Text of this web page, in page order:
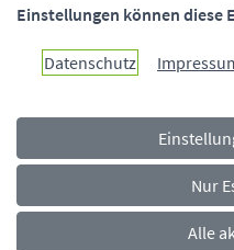
Paderborn
Rechtliches
Navigationsmenü
Einstellungen können diese
Datenschutz
Nur
Alle